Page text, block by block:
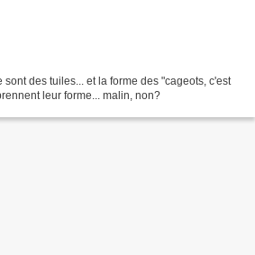
sont des tuiles... et la forme des "cageots, c'est
leur forme... malin, non?